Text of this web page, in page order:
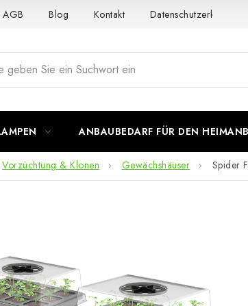
AGB Blog Kontakt Datenschutzerklärung
ANBAUBEDARF FÜR DEN
Vorzüchtung & Klonen Gewächshäuser Spider